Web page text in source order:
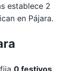
establece 2
en Pájara.
0 festivos